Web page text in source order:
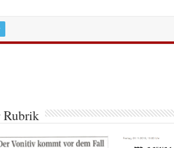
Rubrik